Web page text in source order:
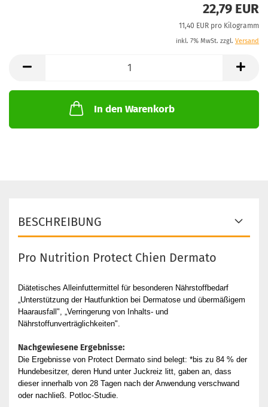
22,79 EUR
11,40 EUR pro Kilogramm
inkl. 7% MwSt. zzgl. Versand
In den Warenkorb
BESCHREIBUNG
Pro Nutrition Protect Chien Dermato
Diätetisches Alleinfuttermittel für besonderen Nährstoffbedarf
„Unterstützung der Hautfunktion bei Dermatose und übermäßigem
Haarausfall", „Verringerung von Inhalts- und
Nährstoffunverträglichkeiten".
Nachgewiesene Ergebnisse:
Die Ergebnisse von Protect Dermato sind belegt: *bis zu 84 % der
Hundebesitzer, deren Hund unter Juckreiz litt, gaben an, dass
dieser innerhalb von 28 Tagen nach der Anwendung verschwand
oder nachließ. Potloc-Studie.